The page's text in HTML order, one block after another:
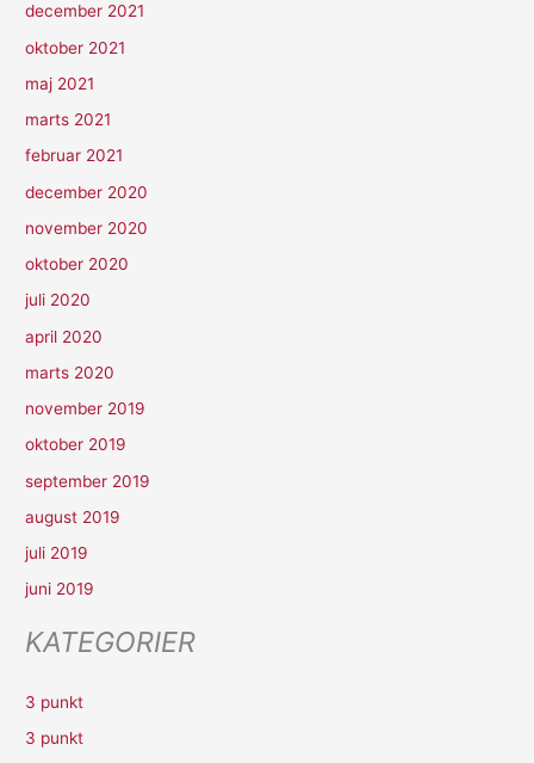
december 2021
oktober 2021
maj 2021
marts 2021
februar 2021
december 2020
november 2020
oktober 2020
juli 2020
april 2020
marts 2020
november 2019
oktober 2019
september 2019
august 2019
juli 2019
juni 2019
KATEGORIER
3 punkt
3 punkt